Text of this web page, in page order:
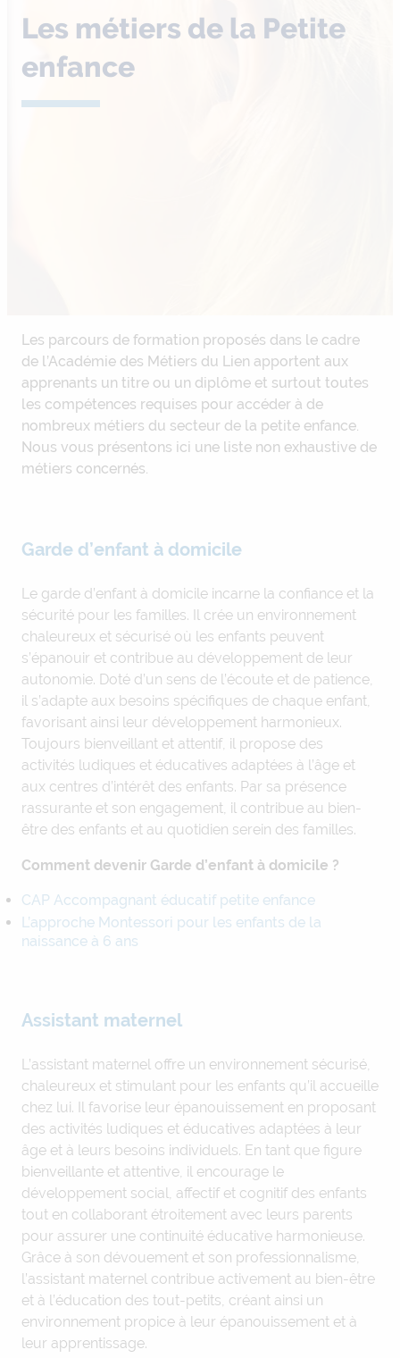
Les métiers de la Petite
enfance
Les parcours de formation proposés dans le cadre
de l’Académie des Métiers du Lien apportent aux
apprenants un titre ou un diplôme et surtout toutes
les compétences requises pour accéder à de
nombreux métiers du secteur de la petite enfance.
Nous vous présentons ici une liste non exhaustive de
métiers concernés.
Garde d’enfant à domicile
Le garde d’enfant à domicile incarne la confiance et la
sécurité pour les familles. Il crée un environnement
chaleureux et sécurisé où les enfants peuvent
s’épanouir et contribue au développement de leur
autonomie. Doté d’un sens de l’écoute et de patience,
il s’adapte aux besoins spécifiques de chaque enfant,
favorisant ainsi leur développement harmonieux.
Toujours bienveillant et attentif, il propose des
activités ludiques et éducatives adaptées à l’âge et
aux centres d’intérêt des enfants. Par sa présence
rassurante et son engagement, il contribue au bien-
être des enfants et au quotidien serein des familles.
Comment devenir Garde d’enfant à domicile ?
CAP Accompagnant éducatif petite enfance
L’approche Montessori pour les enfants de la
naissance à 6 ans
Assistant maternel
L’assistant maternel offre un environnement sécurisé,
chaleureux et stimulant pour les enfants qu’il accueille
chez lui. Il favorise leur épanouissement en proposant
des activités ludiques et éducatives adaptées à leur
âge et à leurs besoins individuels. En tant que figure
bienveillante et attentive, il encourage le
développement social, affectif et cognitif des enfants
tout en collaborant étroitement avec leurs parents
pour assurer une continuité éducative harmonieuse.
Grâce à son dévouement et son professionnalisme,
l’assistant maternel contribue activement au bien-être
et à l’éducation des tout-petits, créant ainsi un
environnement propice à leur épanouissement et à
leur apprentissage.